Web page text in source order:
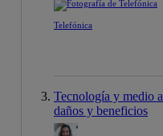
Telefónica
Tecnología y medio
daños y beneficios